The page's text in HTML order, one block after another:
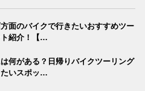
方面のバイクで行きたいおすすめツー
ト紹介！【…
は何がある？日帰りバイクツーリング
いスポッ…